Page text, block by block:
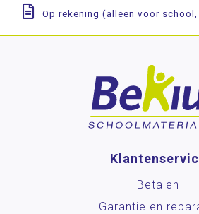
Op rekening (alleen voor
Betalen
Garantie en